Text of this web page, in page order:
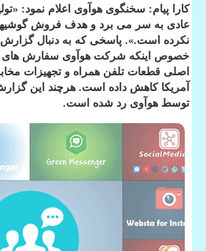
كارا پیام: سخنگوی هوآوی اعلام نمود:
عادی به سر می برد و هدف فروش
نكرده است.». پاسخی كه به دنبال گزارش
خصوص اینكه شركت هوآوی سفارش های
اصلی قطعات تلفن همراه و تجهیزات
آمریكا كاهش داده است. هرچند این
توسط هوآوی رد شده است.